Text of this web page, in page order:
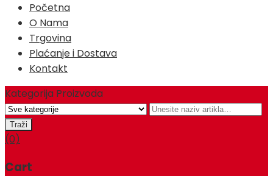
Početna
O Nama
Trgovina
Plaćanje i Dostava
Kontakt
Kategorija Proizvoda
(0)
Cart